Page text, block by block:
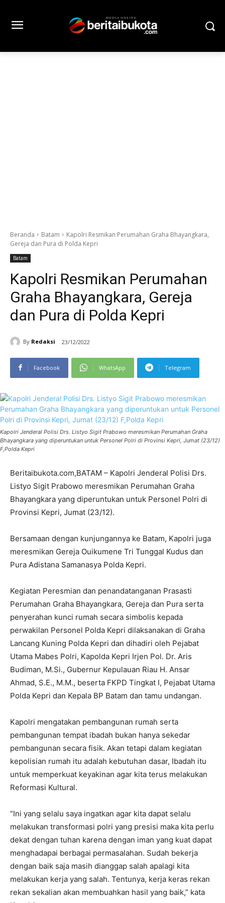
Beranda Batam
Kapolri Resmikan Perumahan Graha Bhayangkara,
Gereja dan Pura di Polda Kepri
Batam
Kapolri Resmikan Perumahan
Graha Bhayangkara, Gereja
dan Pura di Polda Kepri
By Redaksi 23/12/2022
Facebook WhatsApp Telegram
Kapolri Jenderal Polisi Drs. Listyo Sigit Prabowo meresmikan Perumahan Graha
Bhayangkara yang diperuntukan untuk Personel Polri di Provinsi Kepri, Jumat (23/12)
F,Polda Kepri
Beritaibukota.com,BATAM – Kapolri Jenderal Polisi Drs.
Listyo Sigit Prabowo meresmikan Perumahan Graha
Bhayangkara yang diperuntukan untuk Personel Polri di
Provinsi Kepri, Jumat (23/12).
Bersamaan dengan kunjungannya ke Batam, Kapolri juga
meresmikan Gereja Ouikumene Tri Tunggal Kudus dan
Pura Adistana Samanasya Polda Kepri.
Kegiatan Peresmian dan penandatanganan Prasasti
Perumahan Graha Bhayangkara, Gereja dan Pura serta
penyerahan kunci rumah secara simbolis kepada
perwakilan Personel Polda Kepri dilaksanakan di Graha
Lancang Kuning Polda Kepri dan dihadiri oleh Pejabat
Utama Mabes Polri, Kapolda Kepri Irjen Pol. Dr. Aris
Budiman, M.Si., Gubernur Kepulauan Riau H. Ansar
Ahmad, S.E., M.M., beserta FKPD Tingkat I, Pejabat Utama
Polda Kepri dan Kepala BP Batam dan tamu undangan.
Kapolri mengatakan pembangunan rumah serta
pembangunan tempat ibadah bukan hanya sekedar
pembangunan secara fisik. Akan tetapi dalam kegiatan
kepolisian rumah itu adalah kebutuhan dasar, Ibadah itu
untuk memperkuat keyakinan agar kita terus melakukan
Reformasi Kultural.
“Ini yang selalu saya ingatkan agar kita dapat selalu
melakukan transformasi polri yang presisi maka kita perlu
dekat dengan tuhan karena dengan iman yang kuat dapat
menghadapai berbagai permasalahan. Sudah bekerja
dengan baik saja masih dianggap salah apalagi kita
melakukan kerja yang salah. Tentunya, kerja keras rekan
rekan sekalian akan membuahkan hasil yang baik,” kata